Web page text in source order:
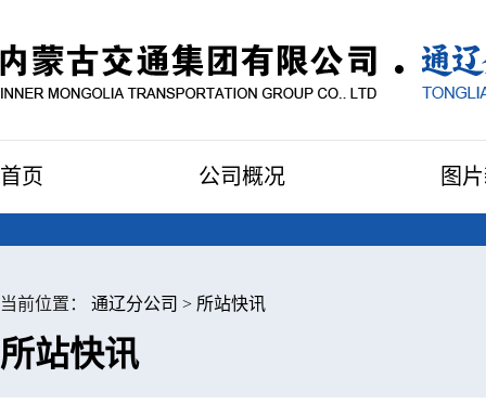
首页 公司概况 图
当前位置： 通辽分公司 > 所站快讯
所站快讯